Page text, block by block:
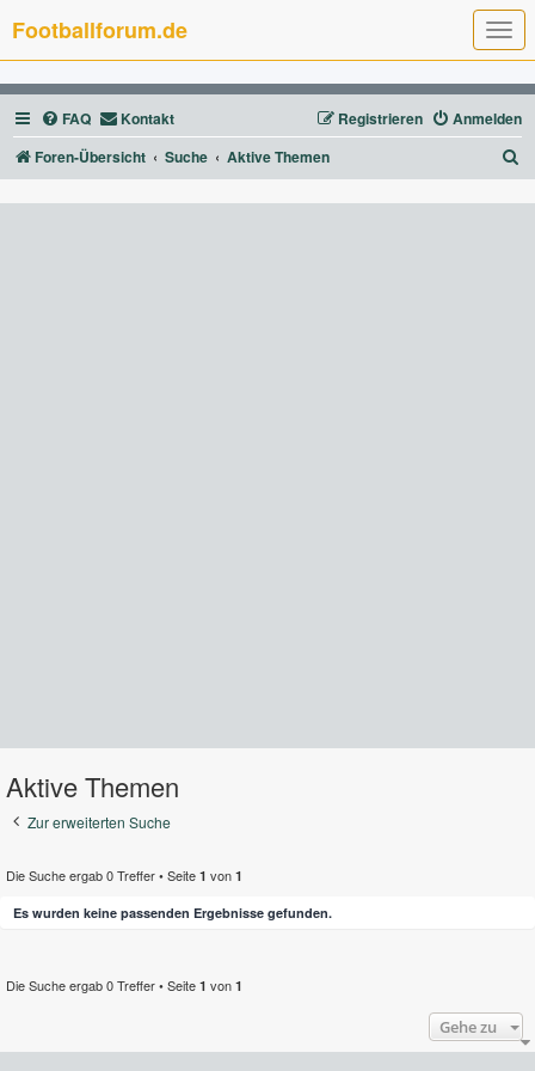
T
o
g
g
l
e
n
a
g
Footballforum.de
FAQ Kontakt Anmelden
Registrieren
Foren-Übersicht
Suche Aktive Themen
u
Aktive Themen
Zur erweiterten Suche
Die Suche ergab 0 Treffer • Seite 1 von 1
Es wurden keine passenden Ergebnisse gefunden.
Die Suche ergab 0 Treffer • Seite 1 von 1
Gehe zu